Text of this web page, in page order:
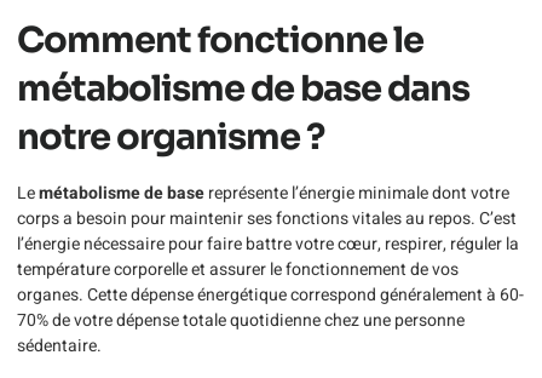
Comment fonctionne le
métabolisme de base dans
notre organisme ?
Lemétabolisme de basereprésente l’énergie minimale dont votre
corps a besoin pour maintenir ses fonctions vitales au repos. C’est
l’énergie nécessaire pour faire battre votre cœur, respirer, réguler la
température corporelle et assurer le fonctionnement de vos
organes. Cette dépense énergétique correspond généralement à 60-
70% de votre dépense totale quotidienne chez une personne
sédentaire.